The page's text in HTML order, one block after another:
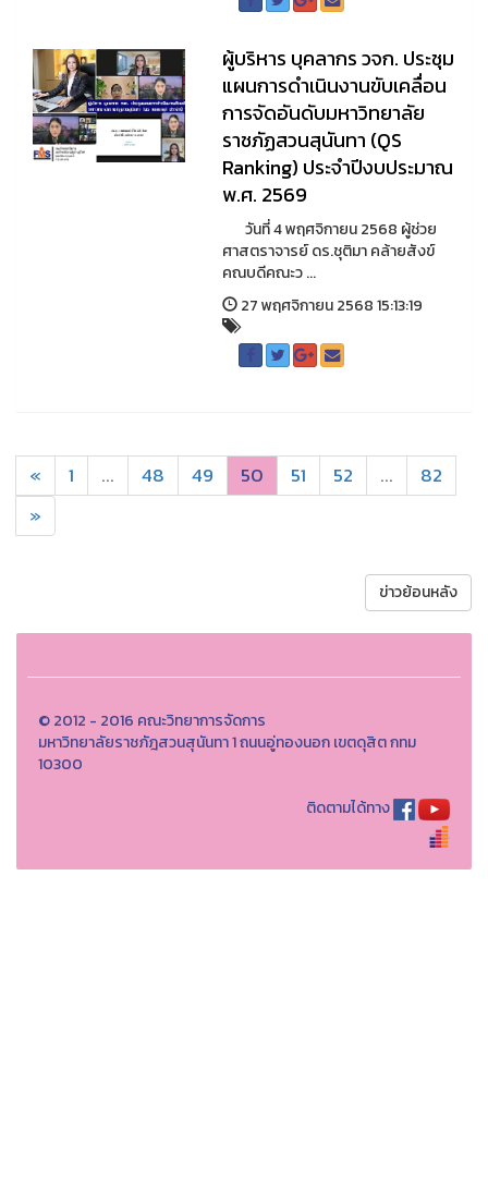
ผู้บริหาร บุคลากร วจก. ประชุม
แผนการดำเนินงานขับเคลื่อน
การจัดอันดับมหาวิทยาลัย
ราชภัฏสวนสุนันทา (QS
Ranking) ประจำปีงบประมาณ
พ.ศ. 2569
วันที่ 4 พฤศจิกายน 2568 ผู้ช่วย
ศาสตราจารย์ ดร.ชุติมา คล้ายสังข์
คณบดีคณะว ...
27 พฤศจิกายน 2568 15:13:19
« 1 ... 48 49 50 51 52 ...
82
»
ข่าวย้อนหลัง
© 2012 - 2016 คณะวิทยาการจัดการ
มหาวิทยาลัยราชภัฎสวนสุนันทา 1 ถนนอู่ทองนอก เขตดุสิต กทม
10300
ติดตามได้ทาง